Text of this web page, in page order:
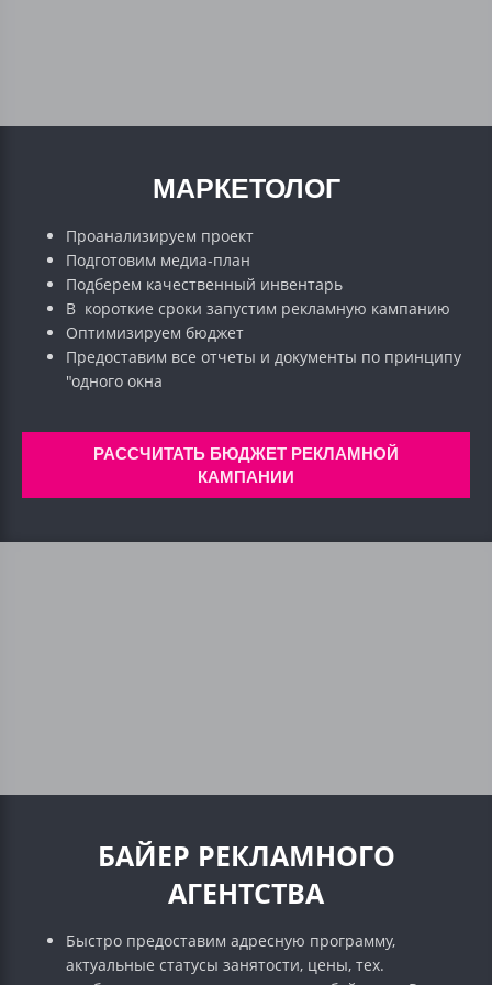
МАРКЕТОЛОГ
Проанализируем проект
Подготовим медиа-план
Подберем качественный инвентарь
В короткие сроки запустим рекламную кампанию
Оптимизируем бюджет
Предоставим все отчеты и документы по принципу
"одного окна
РАССЧИТАТЬ БЮДЖЕТ РЕКЛАМНОЙ
КАМПАНИИ
БАЙЕР РЕКЛАМНОГО
АГЕНТСТВА
Быстро предоставим адресную программу,
актуальные статусы занятости, цены, тех.